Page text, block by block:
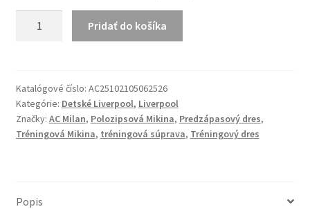
Mikina
Dlhý
Rukáv
červený/
Pridať do košíka
Katalógové číslo: AC25102105062526
Kategórie: Detské Liverpool, Liverpool
Značky: AC Milan, Polozipsová Mikina, Predzápasový dres,
Tréningová Mikina, tréningová súprava, Tréningový dres
Popis